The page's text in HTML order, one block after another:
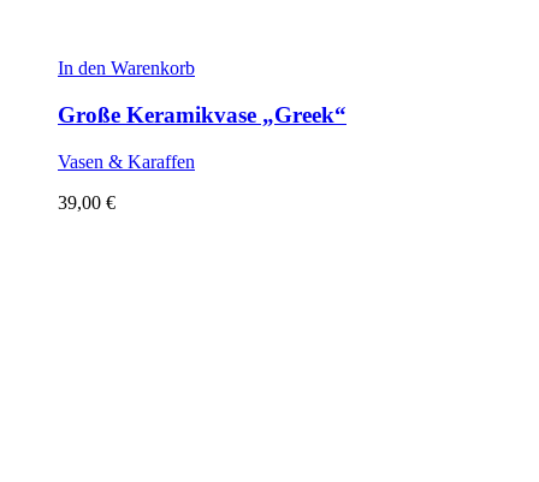
In den Warenkorb
Große Keramikvase „Greek“
Vasen & Karaffen
39,00 €